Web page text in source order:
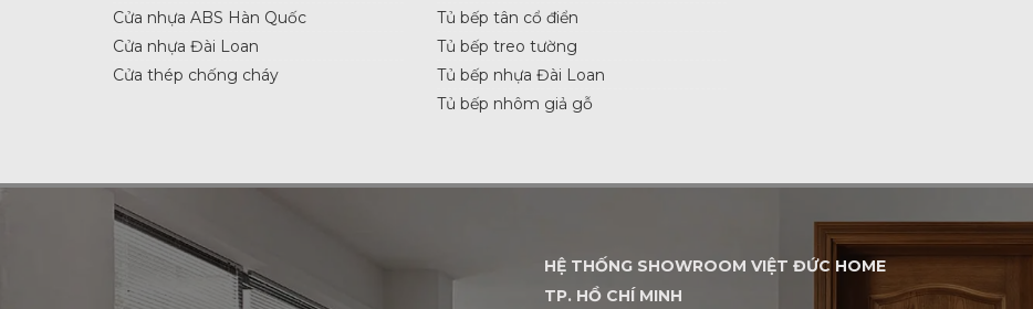
Cửa nhựa ABS Hàn Quốc
Cửa nhựa Đài Loan
Cửa thép chống cháy
Tủ bếp tân cổ điển
Tủ bếp treo tường
Tủ bếp nhựa Đài Loan
Tủ bếp nhôm giả gỗ
HỆ THỐNG SHOWROOM VIỆT ĐỨC HOME
TP. HỒ CHÍ MINH